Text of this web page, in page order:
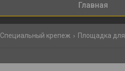
Главная
Специальный крепеж Площадка